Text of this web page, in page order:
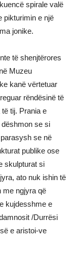
spirale valë
pikturimin e një
jonike.
të shenjtërores
Muzeu
kanë vërtetuar
rëndësinë të
tij. Prania e
se si
se në
publike ose
skulpturat si
ato nuk ishin të
me ngjyra që
kujdesshme e
/Durrësi
e aristoi-ve